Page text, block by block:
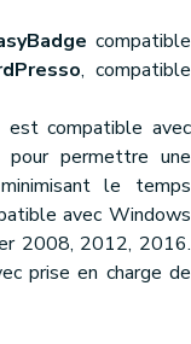
compatible
, compatible
est compatible avec
permettre une
le temps
avec Windows
2008, 2012, 2016.
prise en charge de